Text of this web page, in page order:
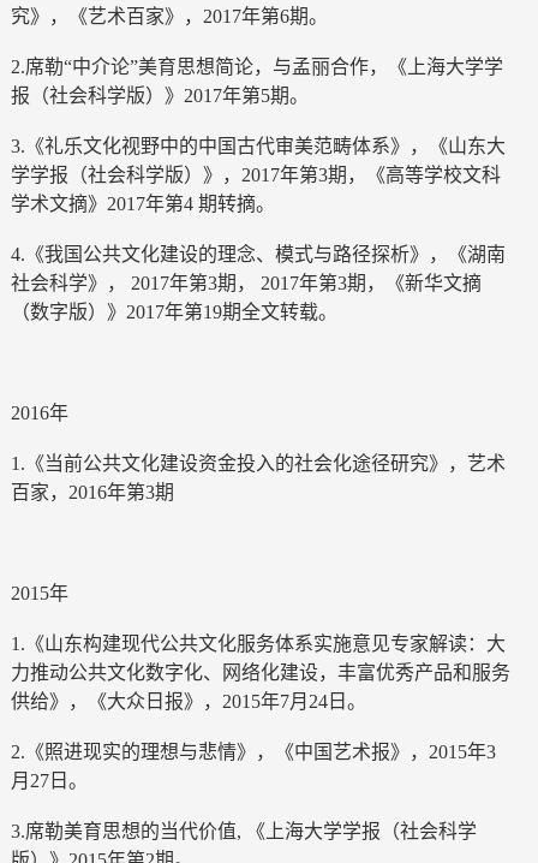
究》，《艺术百家》，2017年第6期。
2.席勒“中介论”美育思想简论，与孟丽合作，《上海大学学
报（社会科学版）》2017年第5期。
3.《礼乐文化视野中的中国古代审美范畴体系》，《山东大
学学报（社会科学版）》，2017年第3期，《高等学校文科
学术文摘》2017年第4 期转摘。
4.《我国公共文化建设的理念、模式与路径探析》，《湖南
社会科学》， 2017年第3期， 2017年第3期，《新华文摘
（数字版）》2017年第19期全文转载。
2016年
1.《当前公共文化建设资金投入的社会化途径研究》，艺术
百家，2016年第3期
2015年
1.《山东构建现代公共文化服务体系实施意见专家解读：大
力推动公共文化数字化、网络化建设，丰富优秀产品和服务
供给》，《大众日报》，2015年7月24日。
2.《照进现实的理想与悲情》，《中国艺术报》，2015年3
月27日。
3.席勒美育思想的当代价值, 《上海大学学报（社会科学